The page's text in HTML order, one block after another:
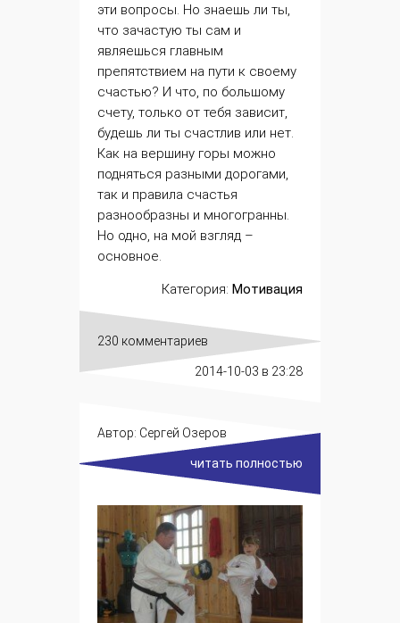
эти вопросы. Но знаешь ли ты,
что зачастую ты сам и
являешься главным
препятствием на пути к своему
счастью? И что, по большому
счету, только от тебя зависит,
будешь ли ты счастлив или нет.
Как на вершину горы можно
подняться разными дорогами,
так и правила счастья
разнообразны и многогранны.
Но одно, на мой взгляд –
основное.
Категория: Мотивация
230 комментариев
2014-10-03 в 23:28
Автор: Сергей Озеров
читать полностью